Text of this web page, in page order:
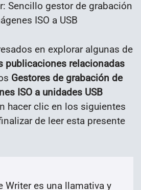
Sencillo gestor de grabación
ISO a USB
en explorar algunas de
publicaciones relacionadas
Gestores de grabación de
ISO a unidades USB
hacer clic en los siguientes
de leer esta presente
Writer es una llamativa y